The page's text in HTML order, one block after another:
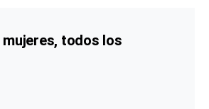
mujeres, todos los